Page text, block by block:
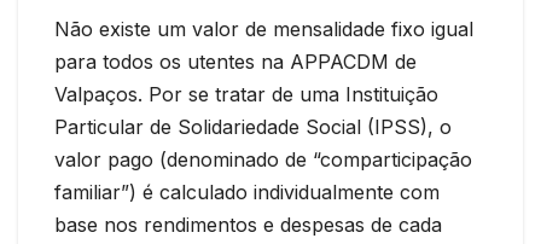
Não existe um valor de mensalidade fixo igual
para todos os utentes na APPACDM de
Valpaços. Por se tratar de uma Instituição
Particular de Solidariedade Social (IPSS), o
valor pago (denominado de “comparticipação
familiar”) é calculado individualmente com
base nos rendimentos e despesas de cada